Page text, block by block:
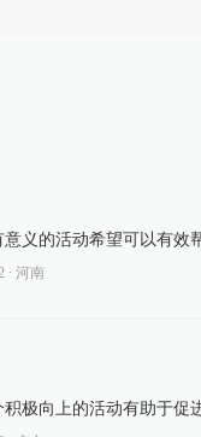
义的活动希望可以有效
∙ 河南
极向上的活动有助于促